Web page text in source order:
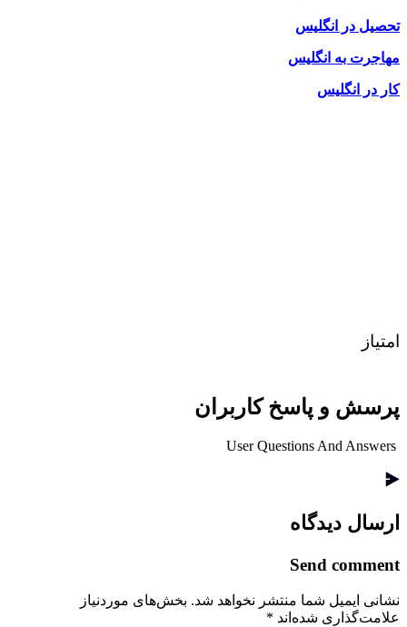
تحصیل در انگلیس
مهاجرت به انگلیس
کار در انگلیس
امتیاز
پرسش و پاسخ کاربران
ارسال دیدگاه
Send comment
نشانی ایمیل شما منتشر نخواهد شد. بخش‌های موردنیاز
علامت‌گذاری شده‌اند *